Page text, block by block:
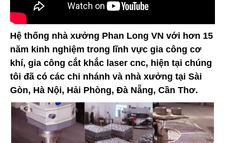
Hệ thống nhà xưởng Phan Long VN với hơn 15
năm kinh nghiệm trong lĩnh vực gia công cơ
khí, gia công cắt khắc laser cnc, hiện tại chúng
tôi đã có các chi nhánh và nhà xưởng tại Sài
Gòn, Hà Nội, Hải Phòng, Đà Nẵng, Cần Thơ.